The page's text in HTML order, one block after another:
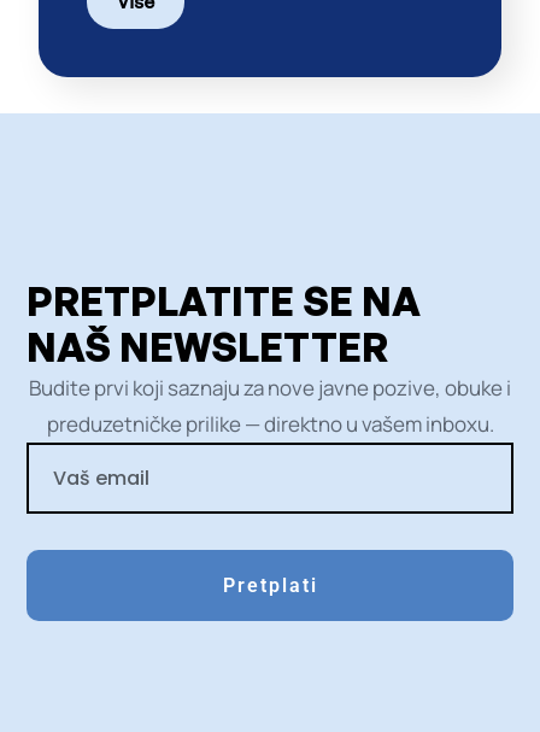
PRETPLATITE SE NA
NAŠ NEWSLETTER
Budite prvi koji saznaju za nove javne pozive, obuke i
preduzetničke prilike — direktno u vašem inboxu.
Pretplati